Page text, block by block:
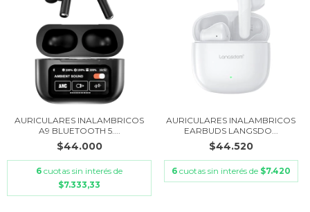
AURICULARES INALAMBRICOS
A9 BLUETOOTH 5....
$44.000
6 cuotas sin interés de
$7.333,33
AURICULARES INALAMBRICOS
EARBUDS LANGSDO...
$44.520
6 cuotas sin interés de $7.420